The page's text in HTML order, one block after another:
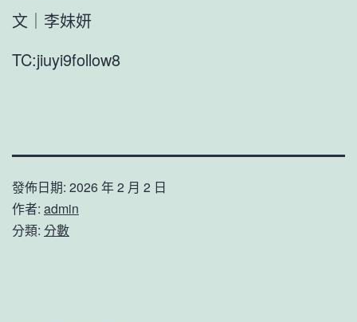
文｜李妹妍
TC:jiuyi9follow8
發佈日期: 2026 年 2 月 2 日
作者: admin
分類: 分數